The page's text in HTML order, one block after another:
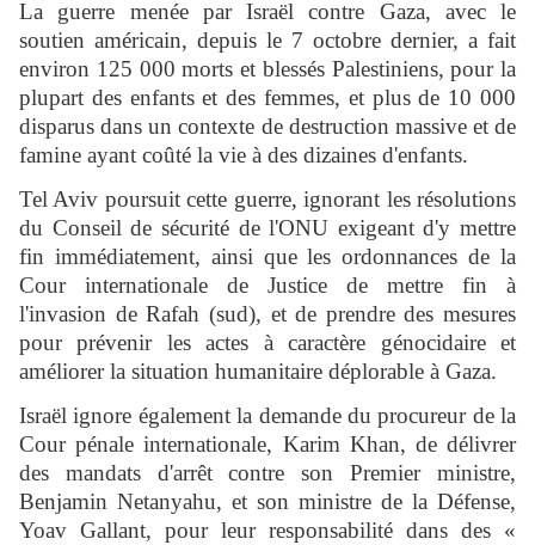
La guerre menée par Israël contre Gaza, avec le
soutien américain, depuis le 7 octobre dernier, a fait
environ 125 000 morts et blessés Palestiniens, pour la
plupart des enfants et des femmes, et plus de 10 000
disparus dans un contexte de destruction massive et de
famine ayant coûté la vie à des dizaines d'enfants.
Tel Aviv poursuit cette guerre, ignorant les résolutions
du Conseil de sécurité de l'ONU exigeant d'y mettre
fin immédiatement, ainsi que les ordonnances de la
Cour internationale de Justice de mettre fin à
l'invasion de Rafah (sud), et de prendre des mesures
pour prévenir les actes à caractère génocidaire et
améliorer la situation humanitaire déplorable à Gaza.
Israël ignore également la demande du procureur de la
Cour pénale internationale, Karim Khan, de délivrer
des mandats d'arrêt contre son Premier ministre,
Benjamin Netanyahu, et son ministre de la Défense,
Yoav Gallant, pour leur responsabilité dans des «